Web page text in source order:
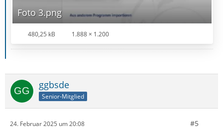
Foto 3.png
480,25 kB 1.888 × 1.200
ggbsde
Senior-Mitglied
24. Februar 2025 um 20:08 #5